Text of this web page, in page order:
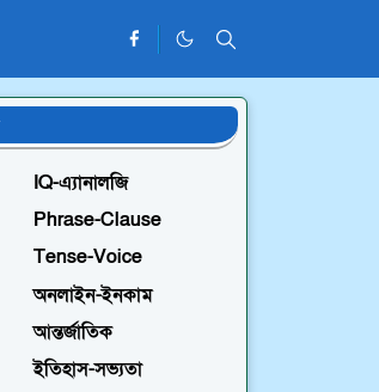
IQ-এ্যানালজি
Phrase-Clause
Tense-Voice
অনলাইন-ইনকাম
আন্তর্জাতিক
ইতিহাস-সভ্যতা